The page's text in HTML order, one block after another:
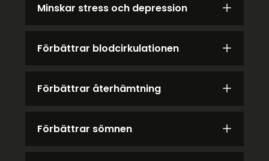
Minskar stress och depression
Förbättrar blodcirkulationen
Förbättrar återhämtning
Förbättrar sömnen